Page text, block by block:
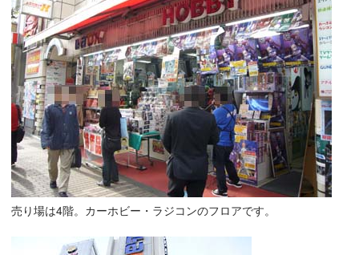
売り場は4階。カーホビー・ラジコンのフロアです。